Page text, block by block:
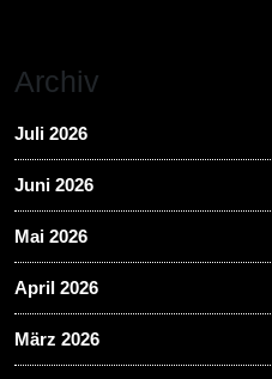
Archiv
Juli 2026
Juni 2026
Mai 2026
April 2026
März 2026